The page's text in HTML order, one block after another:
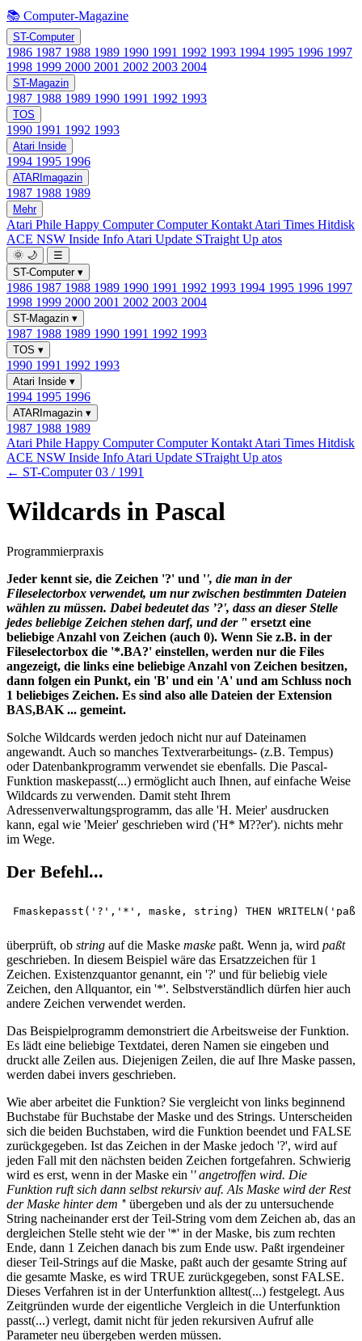
📚 Computer-Magazine
ST-Computer
1986 1987 1988 1989 1990 1991 1992 1993 1994 1995 1996 1997
1998 1999 2000 2001 2002 2003 2004
ST-Magazin
1987 1988 1989 1990 1991 1992 1993
TOS
1990 1991 1992 1993
Atari Inside
1994 1995 1996
ATARImagazin
1987 1988 1989
Mehr
Atari Phile Happy ComputerComputer Kontakt Atari Times Hitdisk
ACE NSW Inside Info Atari Update STraight Up atos
🌞 🌙
☰
ST-Computer ▾
1986 1987 1988 1989 1990 1991 1992 1993 1994 1995 1996 1997
1998 1999 2000 2001 2002 2003 2004
ST-Magazin ▾
1987 1988 1989 1990 1991 1992 1993
TOS ▾
1990 1991 1992 1993
Atari Inside ▾
1994 1995 1996
ATARImagazin ▾
1987 1988 1989
Atari Phile Happy ComputerComputer Kontakt Atari Times Hitdisk
ACE NSW Inside Info Atari Update STraight Up atos
← ST-Computer 03 / 1991
Wildcards in Pascal
Programmierpraxis
Jeder kennt sie, die Zeichen '?' und '', die man in der
Fileselectorbox verwendet, um nur zwischen bestimmten Dateien
wählen zu müssen. Dabei bedeutet das ’?', dass an dieser Stelle
jedes beliebige Zeichen stehen darf, und der '' ersetzt eine
beliebige Anzahl von Zeichen (auch 0). Wenn Sie z.B. in der
Fileselectorbox die '*.BA?' einstellen, werden nur die Files
angezeigt, die links eine beliebige Anzahl von Zeichen besitzen,
dann folgen ein Punkt, ein 'B' und ein 'A' und am Schluss noch
1 beliebiges Zeichen. Es sind also alle Dateien der Extension
BAS,BAK ... gemeint.
Solche Wildcards werden jedoch nicht nur auf Dateinamen
angewandt. Auch so manches Textverarbeitungs- (z.B. Tempus)
oder Datenbankprogramm verwendet sie ebenfalls. Die Pascal-
Funktion maskepasst(...) ermöglicht auch Ihnen, auf einfache Weise
Wildcards zu verwenden. Damit steht Ihrem
Adressenverwaltungsprogramm, das alle 'H. Meier' ausdrucken
kann, egal wie 'Meier' geschrieben wird ('H* M??er'). nichts mehr
im Wege.
Der Befehl...
überprüft, ob string auf die Maske maske paßt. Wenn ja, wird paßt
geschrieben. In diesem Beispiel wäre das Ersatzzeichen für 1
Zeichen. Existenzquantor genannt, ein '?' und für beliebig viele
Zeichen, den Allquantor, ein '*'. Selbstverständlich dürfen hier auch
andere Zeichen verwendet werden.
Das Beispielprogramm demonstriert die Arbeitsweise der Funktion.
Es lädt eine beliebige Textdatei, deren Namen sie eingeben und
druckt alle Zeilen aus. Diejenigen Zeilen, die auf Ihre Maske passen,
werden dabei invers geschrieben.
Wie aber arbeitet die Funktion? Sie vergleicht von links beginnend
Buchstabe für Buchstabe der Maske und des Strings. Unterscheiden
sich die beiden Buchstaben, wird die Funktion beendet und FALSE
zurückgegeben. Ist das Zeichen in der Maske jedoch '?', wird auf
jeden Fall mit den nächsten beiden Zeichen fortgefahren. Schwierig
wird es erst, wenn in der Maske ein '' angetroffen wird. Die
Funktion ruft sich dann selbst rekursiv auf. Als Maske wird der Rest
der Maske hinter dem '' übergeben und als der zu untersuchende
String nacheinander erst der Teil-String vom dem Zeichen ab, das an
dergleichen Stelle steht wie der '*' in der Maske, bis zum rechten
Ende, dann 1 Zeichen danach bis zum Ende usw. Paßt irgendeiner
dieser Teil-Strings auf die Maske, paßt auch der gesamte String auf
die gesamte Maske, es wird TRUE zurückgegeben, sonst FALSE.
Dieses Verfahren ist in der Unterfunktion alltest(...) festgelegt. Aus
Zeitgründen wurde der eigentliche Vergleich in die Unterfunktion
passt(...) verlegt, damit nicht für jeden rekursiven Aufruf alle
Parameter neu übergeben werden müssen.